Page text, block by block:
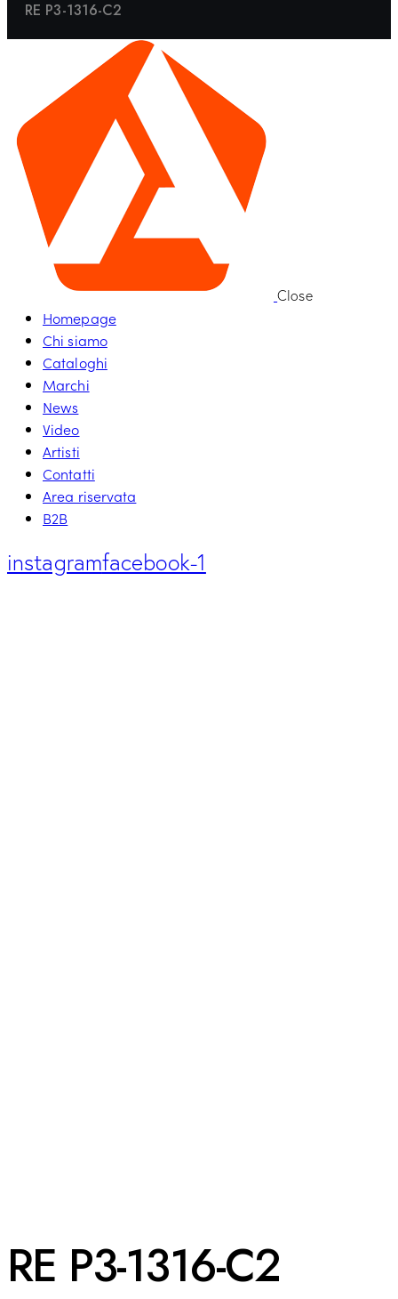
RE P3-1316-C2
Close
Homepage
Chi siamo
Cataloghi
Marchi
News
Video
Artisti
Contatti
Area riservata
B2B
instagramfacebook-1
RE P3-1316-C2